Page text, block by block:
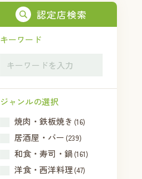
認定店検索
キーワード
ジャンルの選択
焼肉・鉄板焼き (16)
居酒屋・バー (239)
和食・寿司・鍋 (161)
洋食・西洋料理 (47)